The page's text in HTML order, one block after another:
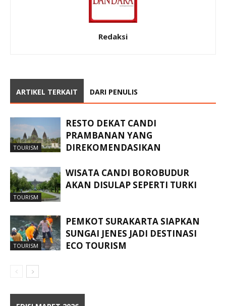
Redaksi
ARTIKEL TERKAIT DARI PENULIS
TOURISM
RESTO DEKAT CANDI
PRAMBANAN YANG
DIREKOMENDASIKAN
TOURISM
WISATA CANDI BOROBUDUR
AKAN DISULAP SEPERTI TURKI
TOURISM
PEMKOT SURAKARTA SIAPKAN
SUNGAI JENES JADI DESTINASI
ECO TOURISM